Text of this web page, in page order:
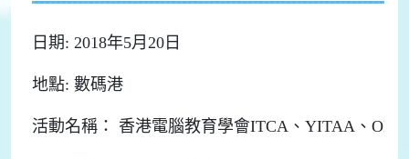
日期: 2018年5月20日
地點: 數碼港
活動名稱： 香港電腦教育學會ITCA、YITAA、